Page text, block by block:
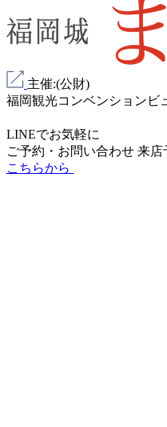
主催:(公財)
福岡観光コンベンションビ
LINEでお気軽に
ご予約・お問い合わせ 来店
こちらから